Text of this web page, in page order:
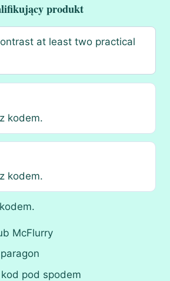
produkt
at least two practical
kodem.
kodem.
McFlurry
pod spodem